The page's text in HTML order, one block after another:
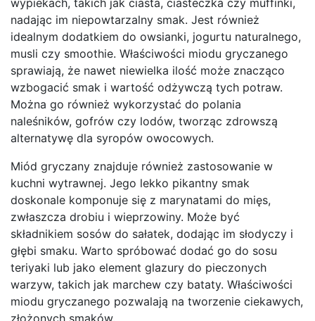
nadając im niepowtarzalny smak. Jest również
idealnym dodatkiem do owsianki, jogurtu naturalnego,
musli czy smoothie. Właściwości miodu gryczanego
sprawiają, że nawet niewielka ilość może znacząco
wzbogacić smak i wartość odżywczą tych potraw.
Można go również wykorzystać do polania
naleśników, gofrów czy lodów, tworząc zdrowszą
alternatywę dla syropów owocowych.
Miód gryczany znajduje również zastosowanie w
kuchni wytrawnej. Jego lekko pikantny smak
doskonale komponuje się z marynatami do mięs,
zwłaszcza drobiu i wieprzowiny. Może być
składnikiem sosów do sałatek, dodając im słodyczy i
głębi smaku. Warto spróbować dodać go do sosu
teriyaki lub jako element glazury do pieczonych
warzyw, takich jak marchew czy bataty. Właściwości
miodu gryczanego pozwalają na tworzenie ciekawych,
złożonych smaków.